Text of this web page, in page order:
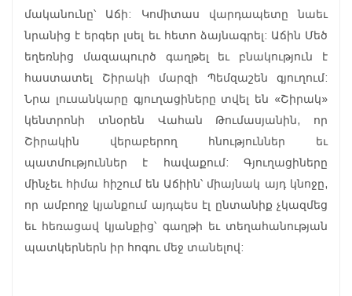
մականունը՝ Աճի: Կոմիտաս վարդապետը նաեւ
նրանից է երգեր լսել եւ հետո ձայնագրել: Աճին Մեծ
եղեռնից մազապուրծ գաղթել եւ բնակություն է
հաստատել Շիրակի մարզի Պեմզաշեն գյուղում:
Նրա լուսանկարը գյուղացիները տվել են «Շիրակ»
կենտրոնի տնօրեն Վահան Թումասյանին, որ
Շիրակին վերաբերող հնություններ եւ
պատմություններ է հավաքում: Գյուղացիները
մինչեւ հիմա հիշում են Աճիին՝ միայնակ այդ կնոջը,
որ ամբողջ կյանքում այդպես էլ ընտանիք չկազմեց
եւ հեռացավ կյանքից՝ գաղթի եւ տեղահանության
պատկերներն իր հոգու մեջ տանելով: